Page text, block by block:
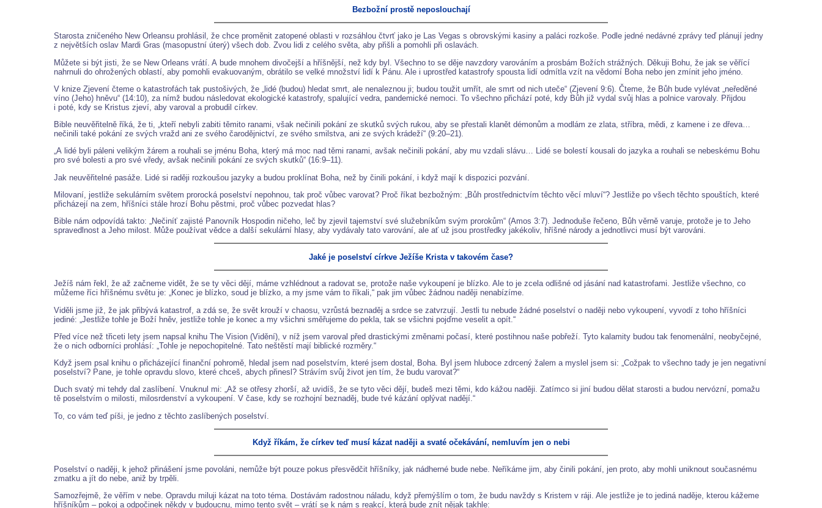
Bezbožní prostě neposlouchají
Starosta zničeného New Orleansu prohlásil, že chce proměnit zatopené oblasti v rozsáhlou čtvrť jako je Las Vegas s obrovskými kasiny a paláci rozkoše. Podle jedné nedávné zprávy teď plánují jedny
z největších oslav Mardi Gras (masopustní úterý) všech dob. Zvou lidi z celého světa, aby přišli a pomohli při oslavách.
Můžete si být jisti, že se New Orleans vrátí. A bude mnohem divočejší a hříšnější, než kdy byl. Všechno to se děje navzdory varováním a prosbám Božích strážných. Děkuji Bohu, že jak se věřící
nahrnuli do ohrožených oblastí, aby pomohli evakuovaným, obrátilo se velké množství lidí k Pánu. Ale i uprostřed katastrofy spousta lidí odmítla vzít na vědomí Boha nebo jen zmínit jeho jméno.
V knize Zjevení čteme o katastrofách tak pustošivých, že „lidé (budou) hledat smrt, ale nenaleznou ji; budou toužit umřít, ale smrt od nich uteče“ (Zjevení 9:6). Čteme, že Bůh bude vylévat „neředěné
víno (Jeho) hněvu“ (14:10), za nímž budou následovat ekologické katastrofy, spalující vedra, pandemické nemoci. To všechno přichází poté, kdy Bůh již vydal svůj hlas a polnice varovaly. Přijdou
i poté, kdy se Kristus zjeví, aby varoval a probudil církev.
Bible neuvěřitelně říká, že ti, „kteří nebyli zabiti těmito ranami, však nečinili pokání ze skutků svých rukou, aby se přestali klanět démonům a modlám ze zlata, stříbra, mědi, z kamene i ze dřeva…
nečinili také pokání ze svých vražd ani ze svého čarodějnictví, ze svého smilstva, ani ze svých krádeží“ (9:20–21).
„A lidé byli páleni velikým žárem a rouhali se jménu Boha, který má moc nad těmi ranami, avšak nečinili pokání, aby mu vzdali slávu… Lidé se bolestí kousali do jazyka a rouhali se nebeskému Bohu
pro své bolesti a pro své vředy, avšak nečinili pokání ze svých skutků“ (16:9–11).
Jak neuvěřitelné pasáže. Lidé si raději rozkoušou jazyky a budou proklínat Boha, než by činili pokání, i když mají k dispozici pozvání.
Milovaní, jestliže sekulárním světem prorocká poselství nepohnou, tak proč vůbec varovat? Proč říkat bezbožným: „Bůh prostřednictvím těchto věcí mluví“? Jestliže po všech těchto spouštích, které
přicházejí na zem, hříšníci stále hrozí Bohu pěstmi, proč vůbec pozvedat hlas?
Bible nám odpovídá takto: „Nečiníť zajisté Panovník Hospodin ničeho, leč by zjevil tajemství své služebníkům svým prorokům“ (Amos 3:7). Jednoduše řečeno, Bůh věrně varuje, protože je to Jeho
spravedlnost a Jeho milost. Může používat vědce a další sekulární hlasy, aby vydávaly tato varování, ale ať už jsou prostředky jakékoliv, hříšné národy a jednotlivci musí být varováni.
Jaké je poselství církve Ježíše Krista v takovém čase?
Ježíš nám řekl, že až začneme vidět, že se ty věci dějí, máme vzhlédnout a radovat se, protože naše vykoupení je blízko. Ale to je zcela odlišné od jásání nad katastrofami. Jestliže všechno, co
můžeme říci hříšnému světu je: „Konec je blízko, soud je blízko, a my jsme vám to říkali,“ pak jim vůbec žádnou naději nenabízíme.
Viděli jsme již, že jak přibývá katastrof, a zdá se, že svět krouží v chaosu, vzrůstá beznaděj a srdce se zatvrzují. Jestli tu nebude žádné poselství o naději nebo vykoupení, vyvodí z toho hříšníci
jediné: „Jestliže tohle je Boží hněv, jestliže tohle je konec a my všichni směřujeme do pekla, tak se všichni pojďme veselit a opít.“
Před více než třiceti lety jsem napsal knihu The Vision (Vidění), v níž jsem varoval před drastickými změnami počasí, které postihnou naše pobřeží. Tyto kalamity budou tak fenomenální, neobyčejné,
že o nich odborníci prohlásí: „Tohle je nepochopitelné. Tato neštěstí mají biblické rozměry.“
Když jsem psal knihu o přicházející finanční pohromě, hledal jsem nad poselstvím, které jsem dostal, Boha. Byl jsem hluboce zdrcený žalem a myslel jsem si: „Cožpak to všechno tady je jen negativní
poselství? Pane, je tohle opravdu slovo, které chceš, abych přinesl? Strávím svůj život jen tím, že budu varovat?“
Duch svatý mi tehdy dal zaslíbení. Vnuknul mi: „Až se otřesy zhorší, až uvidíš, že se tyto věci dějí, budeš mezi těmi, kdo kážou naději. Zatímco si jiní budou dělat starosti a budou nervózní, pomažu
tě poselstvím o milosti, milosrdenství a vykoupení. V čase, kdy se rozhojní beznaděj, bude tvé kázání oplývat nadějí.“
To, co vám teď píši, je jedno z těchto zaslíbených poselství.
Když říkám, že církev teď musí kázat naději a svaté očekávání, nemluvím jen o nebi
Poselství o naději, k jehož přinášení jsme povoláni, nemůže být pouze pokus přesvědčit hříšníky, jak nádherné bude nebe. Neříkáme jim, aby činili pokání, jen proto, aby mohli uniknout současnému
zmatku a jít do nebe, aniž by trpěli.
Samozřejmě, že věřím v nebe. Opravdu miluji kázat na toto téma. Dostávám radostnou náladu, když přemýšlím o tom, že budu navždy s Kristem v ráji. Ale jestliže je to jediná naděje, kterou kážeme
hříšníkům – pokoj a odpočinek někdy v budoucnu, mimo tento svět – vrátí se k nám s reakcí, která bude znít nějak takhle: